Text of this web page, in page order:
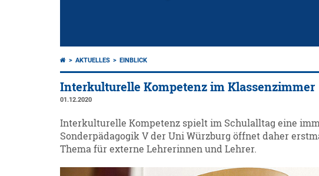
AKTUELLES EINBLICK
Interkulturelle Kompetenz im Klassenzimmer
01.12.2020
Interkulturelle Kompetenz spielt im Schulalltag eine
Sonderpädagogik V der Uni Würzburg öffnet daher
Thema für externe Lehrerinnen und Lehrer.